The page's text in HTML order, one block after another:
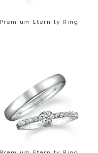
Premium Eternity Ring